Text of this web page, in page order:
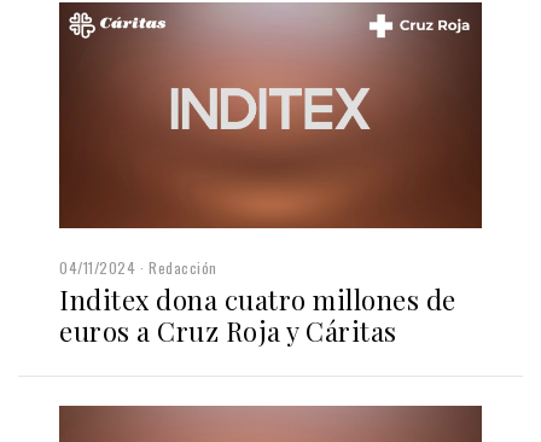
04/11/2024 Redacción
Inditex dona cuatro millones de
euros a Cruz Roja y Cáritas